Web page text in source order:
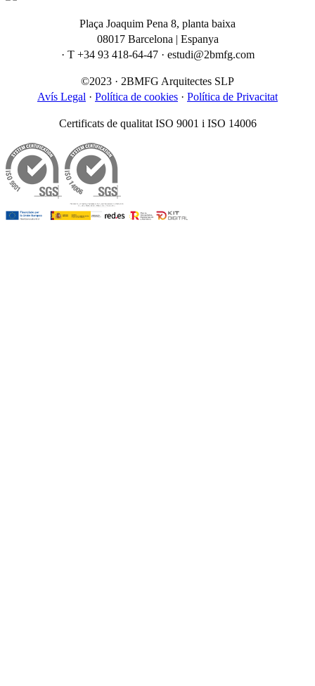
Plaça Joaquim Pena 8, planta baixa
08017 Barcelona | Espanya
· T +34 93 418-64-47 · estudi@2bmfg.com
©2023 · 2BMFG Arquitectes SLP
Avís Legal · Política de cookies · Política de Privacitat
Certificats de qualitat ISO 9001 i ISO 14006